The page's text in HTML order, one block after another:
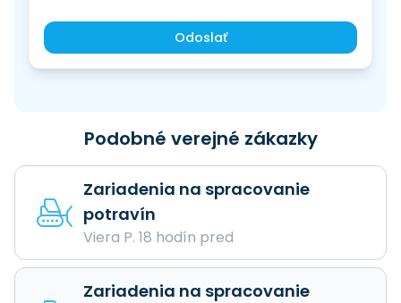
Odoslať
Podobné verejné zákazky
Zariadenia na spracovanie
potravín
Viera P. 18 hodín pred
Zariadenia na spracovanie